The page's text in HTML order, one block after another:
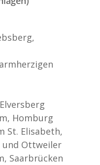
Homburg
St. Elisabeth,
und Ottweiler
Saarbrücken